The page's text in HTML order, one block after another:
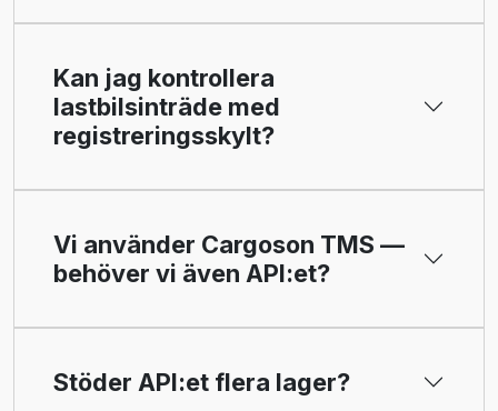
Kan jag kontrollera
lastbilsinträde med
registreringsskylt?
Vi använder Cargoson TMS —
behöver vi även API:et?
Stöder API:et flera lager?